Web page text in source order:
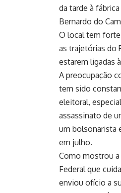
da tarde à
Bernardo do
O local tem
as trajetórias do
estarem ligadas
A preocupação
tem sido
eleitoral,
assassinato de
um bolsonarista
em julho.
Como mostrou a
Federal que
enviou ofício a